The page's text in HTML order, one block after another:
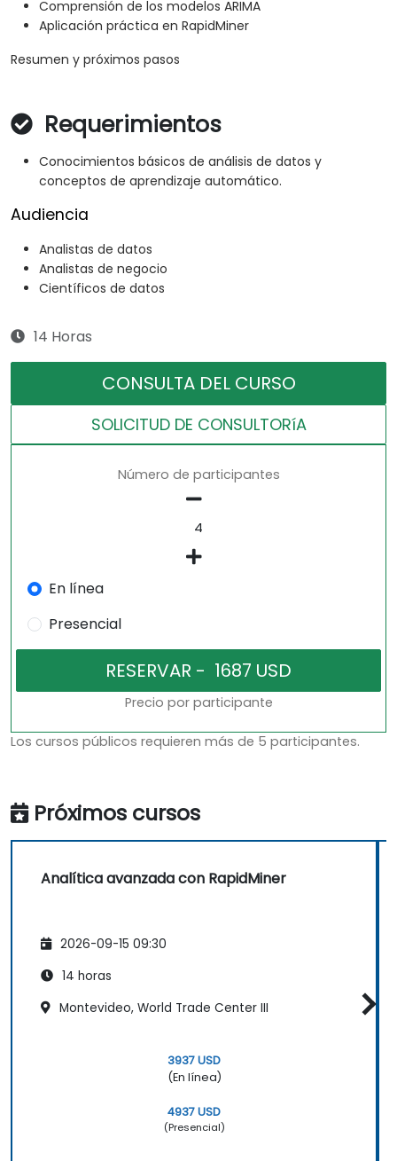
Comprensión de los modelos ARIMA
Aplicación práctica en RapidMiner
Resumen y próximos pasos
Requerimientos
Conocimientos básicos de análisis de datos y
conceptos de aprendizaje automático.
Audiencia
Analistas de datos
Analistas de negocio
Científicos de datos
14 Horas
CONSULTA DEL CURSO
SOLICITUD DE CONSULTORíA
Número de participantes
En línea
Presencial
Precio por participante
Los cursos públicos requieren más de 5 participantes.
Próximos cursos
Analítica avanzada con RapidMiner
2026-09-15 09:30
14 horas
Montevideo, World Trade Center III
3937 USD
(En línea)
4937 USD
(Presencial)